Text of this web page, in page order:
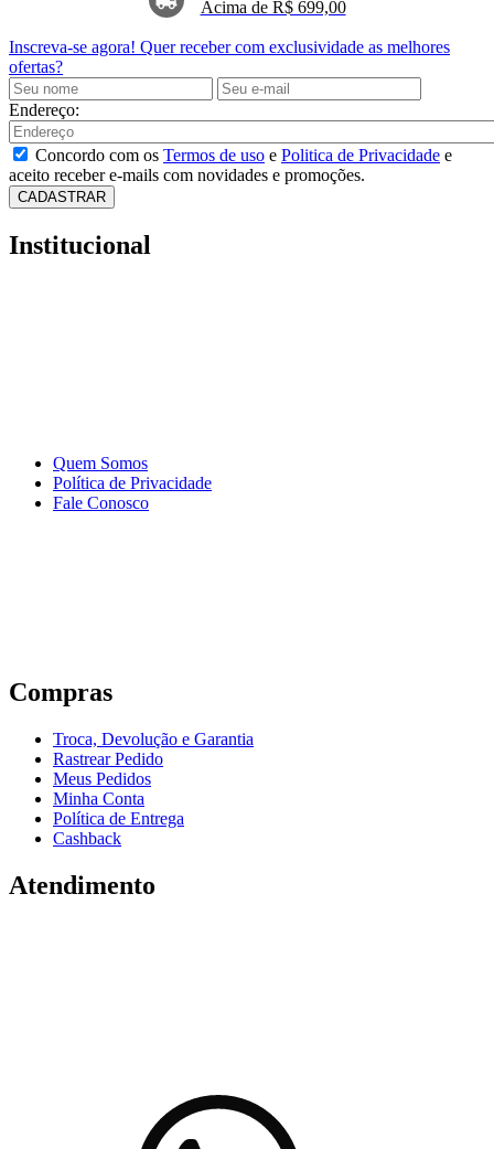
Acima de R$ 699,00
Inscreva-se agora! Quer receber com exclusividade as melhores
ofertas?
Endereço:
Concordo com os Termos de uso e Politica de Privacidade e
aceito receber e-mails com novidades e promoções.
CADASTRAR
Institucional
Quem Somos
Política de Privacidade
Fale Conosco
Compras
Troca, Devolução e Garantia
Rastrear Pedido
Meus Pedidos
Minha Conta
Política de Entrega
Cashback
Atendimento